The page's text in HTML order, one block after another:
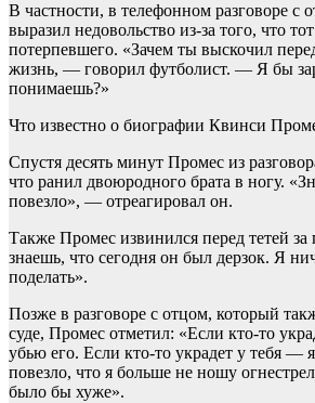
В частности, в телефонном разговоре с
выразил недовольство из-за того, что
потерпевшего. «Зачем ты выскочил
жизнь, — говорил футболист. — Я бы
понимаешь?»
Что известно о биографии Квинси
Спустя десять минут Промес из
что ранил двоюродного брата в ногу.
повезло», — отреагировал он.
Также Промес извинился перед тетей
знаешь, что сегодня он был дерзок. Я
поделать».
Позже в разговоре с отцом, который
суде, Промес отметил: «Если кто-то
убью его. Если кто-то украдет у тебя —
повезло, что я больше не ношу
было бы хуже».